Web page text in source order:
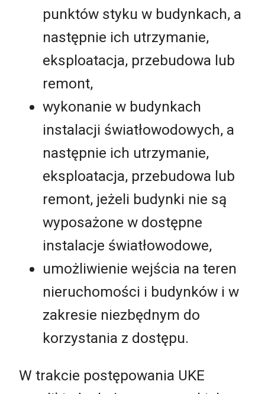
punktów styku w budynkach, a
następnie ich utrzymanie,
eksploatacja, przebudowa lub
remont,
wykonanie w budynkach
instalacji światłowodowych, a
następnie ich utrzymanie,
eksploatacja, przebudowa lub
remont, jeżeli budynki nie są
wyposażone w dostępne
instalacje światłowodowe,
umożliwienie wejścia na teren
nieruchomości i budynków i w
zakresie niezbędnym do
korzystania z dostępu.
W trakcie postępowania UKE